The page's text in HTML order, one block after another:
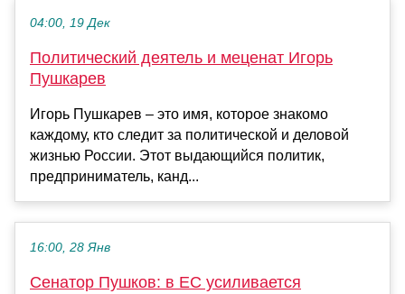
04:00, 19 Дек
Политический деятель и меценат Игорь
Пушкарев
Игорь Пушкарев – это имя, которое знакомо
каждому, кто следит за политической и деловой
жизнью России. Этот выдающийся политик,
предприниматель, канд...
16:00, 28 Янв
Сенатор Пушков: в ЕС усиливается